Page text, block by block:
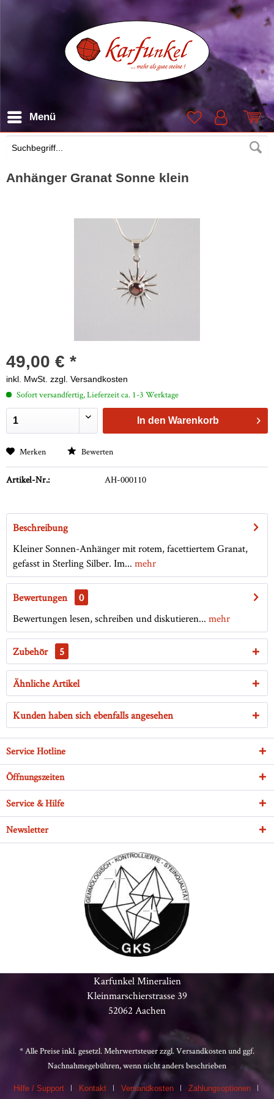
Suchen
Menü
Anhänger Granat Sonne klein
49,00 € *
inkl. MwSt. zzgl. Versandkosten
Sofort versandfertig, Lieferzeit ca. 1-3 Werktage
In den Warenkorb
Merken Bewerten
Artikel-Nr.: AH-000110
Beschreibung
Kleiner Sonnen-Anhänger mit rotem, facettiertem Granat,
gefasst in Sterling Silber. Im... mehr
Bewertungen
0
Bewertungen lesen, schreiben und diskutieren... mehr
Zubehör 5
Ähnliche Artikel
Kunden haben sich ebenfalls angesehen
Service Hotline
Öffnungszeiten
Service & Hilfe
Newsletter
Karfunkel Mineralien
Kleinmarschierstrasse 39
52062 Aachen
* Alle Preise inkl. gesetzl. Mehrwertsteuer zzgl.Versandkostenund ggf.
Nachnahmegebühren, wenn nicht anders beschrieben
Hilfe / Support Kontakt Versandkosten Zahlungsoptionen